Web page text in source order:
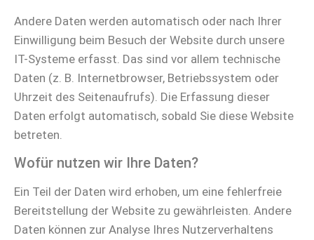
Andere Daten werden automatisch oder nach Ihrer
Einwilligung beim Besuch der Website durch unsere
IT-Systeme erfasst. Das sind vor allem technische
Daten (z. B. Internetbrowser, Betriebssystem oder
Uhrzeit des Seitenaufrufs). Die Erfassung dieser
Daten erfolgt automatisch, sobald Sie diese Website
betreten.
Wofür nutzen wir Ihre Daten?
Ein Teil der Daten wird erhoben, um eine fehlerfreie
Bereitstellung der Website zu gewährleisten. Andere
Daten können zur Analyse Ihres Nutzerverhaltens